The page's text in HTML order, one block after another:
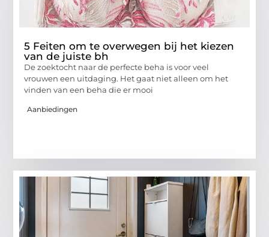
5 Feiten om te overwegen bij het kiezen
van de juiste bh
De zoektocht naar de perfecte beha is voor veel
vrouwen een uitdaging. Het gaat niet alleen om het
vinden van een beha die er mooi
Aanbiedingen